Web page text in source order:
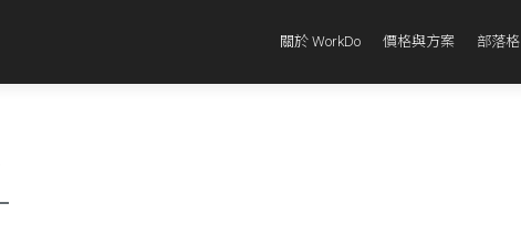
關於 WorkDo 價格與方案 部落格